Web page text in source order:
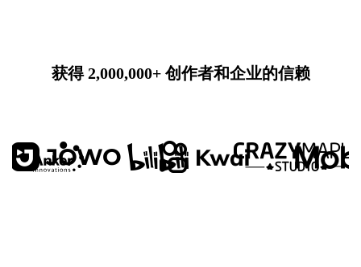
获得 2,000,000+ 创作者和企业的信赖